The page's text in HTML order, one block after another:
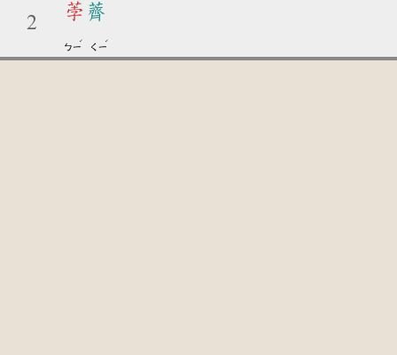
2
荸 薺
ㄅㄧ
ˊ
ㄑㄧ
ˊ